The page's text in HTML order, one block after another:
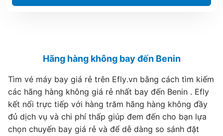
Hãng hàng không bay đến Benin
Tìm vé máy bay giá rẻ trên Efly.vn bằng cách tìm kiếm
các hãng hàng không giá rẻ nhất bay đến Benin . Efly
kết nối trực tiếp với hàng trăm hãng hàng không đầy
đủ dịch vụ và chi phí thấp giúp đem đến cho bạn lựa
chọn chuyến bay giá rẻ và để dễ dàng so sánh đặt